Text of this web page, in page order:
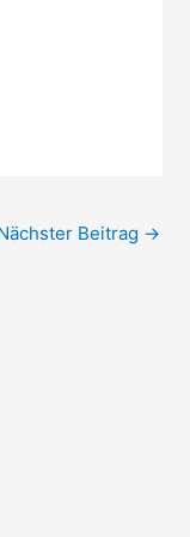
Beitrag →